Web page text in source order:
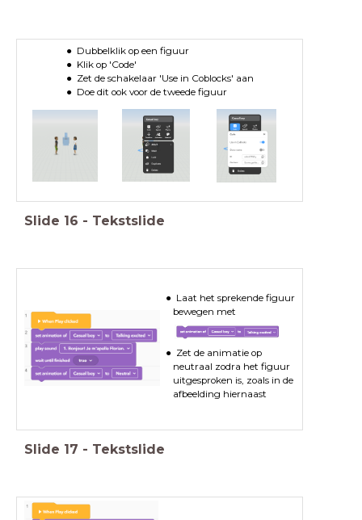
Dubbelklik op een figuur
Klik op 'Code'
Zet de schakelaar 'Use in Coblocks' aan
Doe dit ook voor de tweede figuur
Slide 16 - Tekstslide
Laat het sprekende figuur
bewegen met
Zet de animatie op
neutraal zodra het figuur
uitgesproken is, zoals in de
afbeelding hiernaast
Slide 17 - Tekstslide